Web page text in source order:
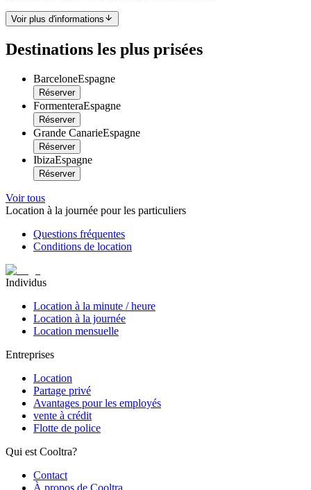
Voir plus d'informations
Destinations les plus prisées
BarceloneEspagne
Réserver
FormenteraEspagne
Réserver
Grande CanarieEspagne
Réserver
IbizaEspagne
Réserver
Voir tous
Location à la journée pour les particuliers
Questions fréquentes
Conditions de location
Individus
Location à la minute / heure
Location à la journée
Location mensuelle
Entreprises
Location
Partage privé
Avantages pour les employés
vente à crédit
Flotte de police
Qui est Cooltra?
Contact
À propos de Cooltra